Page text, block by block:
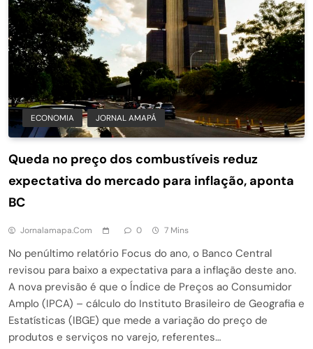
ECONOMIA JORNAL AMAPÁ
Queda no preço dos combustíveis reduz
expectativa do mercado para inflação, aponta
BC
Jornalamapa.com 0 7 Mins
No penúltimo relatório Focus do ano, o Banco Central
revisou para baixo a expectativa para a inflação deste ano.
A nova previsão é que o Índice de Preços ao Consumidor
Amplo (IPCA) – cálculo do Instituto Brasileiro de Geografia e
Estatísticas (IBGE) que mede a variação do preço de
produtos e serviços no varejo, referentes…